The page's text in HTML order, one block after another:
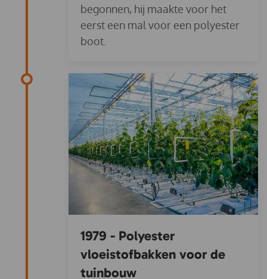
begonnen, hij maakte voor het
eerst een mal voor een polyester
boot.
1979 - Polyester
vloeistofbakken voor de
tuinbouw